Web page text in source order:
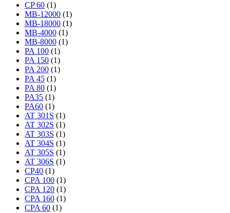
CP 60 (1)
MB-12000 (1)
MB-18000 (1)
MB-4000 (1)
MB-8000 (1)
PA 100 (1)
PA 150 (1)
PA 200 (1)
PA 45 (1)
PA 80 (1)
PA35 (1)
PA60 (1)
AT 301S (1)
AT 302S (1)
AT 303S (1)
AT 304S (1)
AT 305S (1)
AT 306S (1)
CP40 (1)
CPA 100 (1)
CPA 120 (1)
CPA 160 (1)
CPA 60 (1)